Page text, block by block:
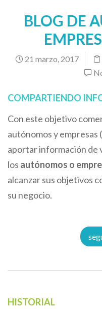
BLOG DE
21 marzo, 2017
COMPARTIENDO
Con este objetivo
autónomos y empresas
aportar información de
los autónomos o
alcanzar sus objetivos
su negocio.
HISTORIAL